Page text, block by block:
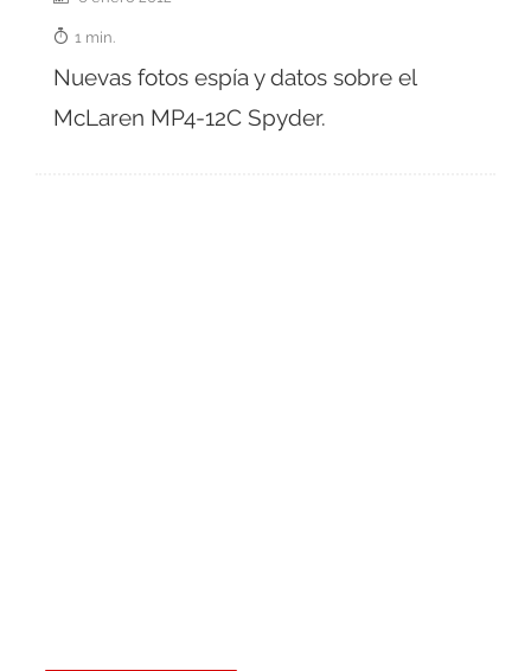
1 min.
Nuevas fotos espía y datos sobre el
McLaren MP4-12C Spyder.